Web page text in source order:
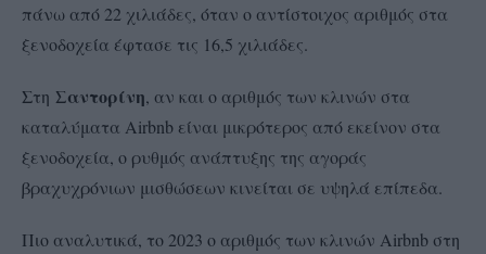
πάνω από 22 χιλιάδες, όταν ο αντίστοιχος αριθμός στα
ξενοδοχεία έφτασε τις 16,5 χιλιάδες.
Στη Σαντορίνη, αν και ο αριθμός των κλινών στα
καταλύματα Airbnb είναι μικρότερος από εκείνον στα
ξενοδοχεία, ο ρυθμός ανάπτυξης της αγοράς
βραχυχρόνιων μισθώσεων κινείται σε υψηλά επίπεδα.
Πιο αναλυτικά, το 2023 ο αριθμός των κλινών Airbnb στη